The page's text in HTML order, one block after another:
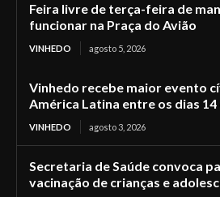
Feira livre de terça-feira de
funcionar na Praça do Avião
VINHEDO agosto 5, 2026
Vinhedo recebe maior evento
América Latina entre os dias 14
VINHEDO agosto 3, 2026
Secretaria de Saúde convoca
vacinação de crianças e